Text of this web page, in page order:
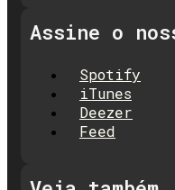
Assine o
Spotify
iTunes
Deezer
Feed